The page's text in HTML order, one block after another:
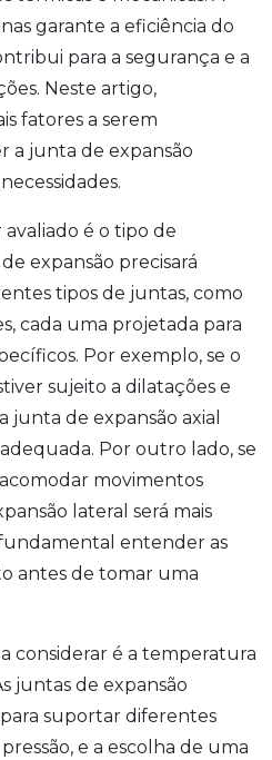
garante a eficiência do
para a segurança e a
Neste artigo,
fatores a serem
a junta de expansão
é o tipo de
expansão precisará
tipos de juntas, como
cada uma projetada para
Por exemplo, se o
sujeito a dilatações e
junta de expansão axial
Por outro lado, se
movimentos
lateral será mais
entender as
antes de tomar uma
considerar é a temperatura
juntas de expansão
suportar diferentes
e a escolha de uma